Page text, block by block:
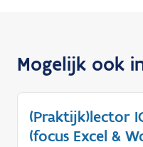
Mogelijk ook
(Praktijk)lector
(focus Excel &